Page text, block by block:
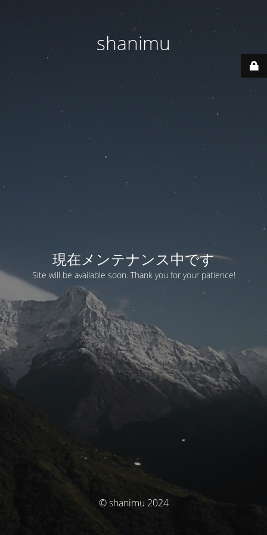
shanimu
現在メンテナンス中です
Site will be available soon. Thank you for your patience!
© shanimu 2024